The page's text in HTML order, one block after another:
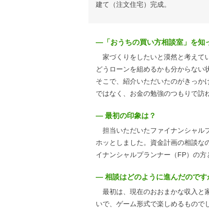
建て（注文住宅）完成。
―「おうちの買い方相談室」を知
家づくりをしたいと漠然と考えて
どうローンを組めるかも分からない
そこで、紹介いただいたのがきっか
ではなく、お金の勉強のつもりで訪
― 最初の印象は？
担当いただいたファイナンシャル
ホッとしました。資金計画の相談な
イナンシャルプランナー（FP）の方
― 相談はどのように進んだのです
最初は、現在のおおまかな収入と
いで、ゲーム形式で楽しめるもので